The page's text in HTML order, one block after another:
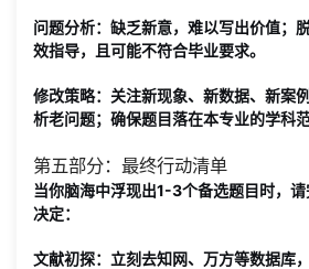
问题分析：缺乏新意，难以写出价值；
效指导，且可能不符合毕业要求。
修改策略：关注新现象、新数据、新案
析老问题；确保题目落在本专业的学科范
第五部分：最终行动清单
当你脑海中浮现出1-3个备选题目时，
决定：
文献初探：立刻去知网、万方等数据库